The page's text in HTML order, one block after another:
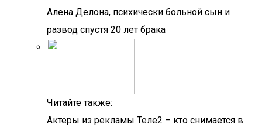
Алена Делона, психически больной сын и
развод спустя 20 лет брака
Читайте также:
Актеры из рекламы Теле2 – кто снимается в